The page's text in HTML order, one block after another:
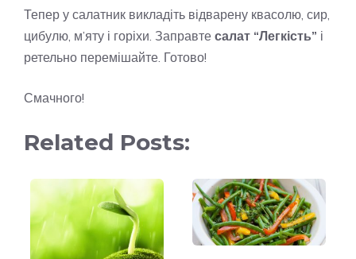
Тепер у салатник викладіть відварену квасолю, сир,
цибулю, м’яту і горіхи. Заправте салат “Легкість” і
ретельно перемішайте. Готово!
Смачного!
Related Posts: